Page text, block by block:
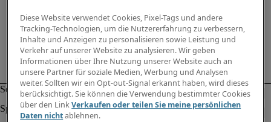
Diese Website verwendet Cookies, Pixel-Tags und andere
Tracking-Technologien, um die Nutzererfahrung zu verbessern,
Inhalte und Anzeigen zu personalisieren sowie Leistung und
Verkehr auf unserer Website zu analysieren. Wir geben
Informationen über Ihre Nutzung unserer Website auch an
unsere Partner für soziale Medien, Werbung und Analysen
weiter. Sollten wir ein Opt-out-Signal erkannt haben, wird dieses
berücksichtigt. Sie können die Verwendung bestimmter Cookies
über den LinkVerkaufen oder teilen Sie meine persönlichen
Daten nichtablehnen.